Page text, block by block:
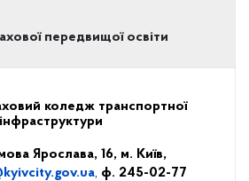
передвищої освіти
коледж транспортної
інфраструктури
Ярослава, 16, м. Київ,
kyivcity.gov.ua, ф. 245-02-77